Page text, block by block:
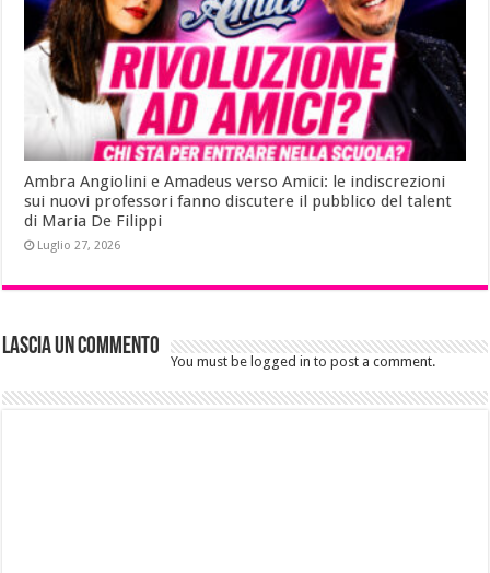
Ambra Angiolini e Amadeus verso Amici: le indiscrezioni
sui nuovi professori fanno discutere il pubblico del talent
di Maria De Filippi
Luglio 27, 2026
Lascia un commento
You must be logged in to post a comment.